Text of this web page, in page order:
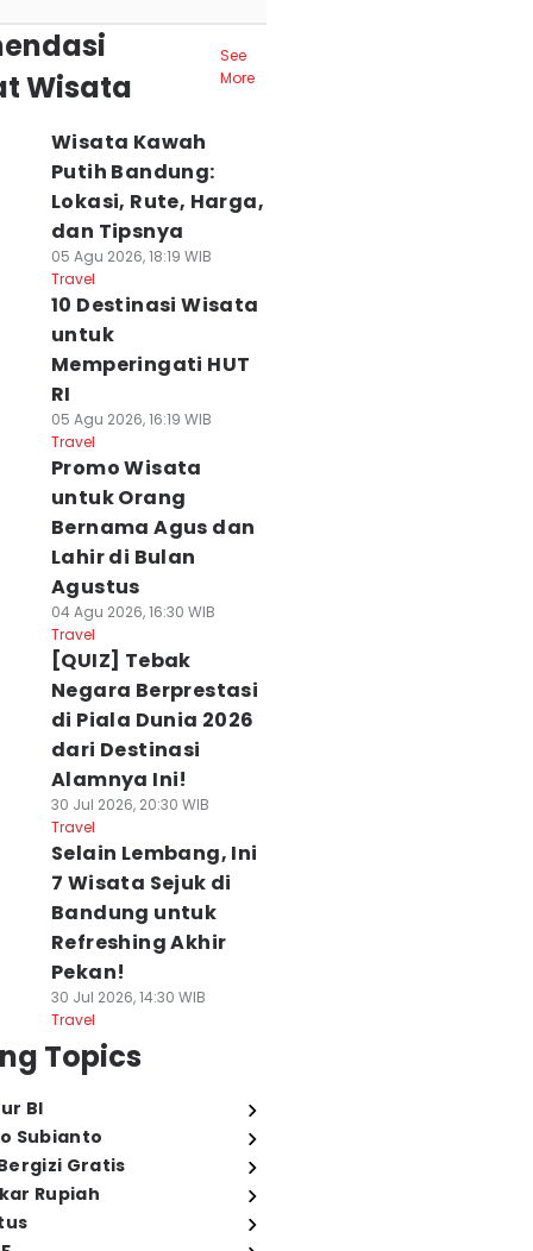
Wisata
See
More
Wisata Kawah
Putih Bandung:
Lokasi, Rute, Harga,
dan Tipsnya
05 Agu 2026, 18:19 WIB
Travel
10 Destinasi Wisata
untuk
Memperingati HUT
RI
05 Agu 2026, 16:19 WIB
Travel
Promo Wisata
untuk Orang
Bernama Agus dan
Lahir di Bulan
Agustus
04 Agu 2026, 16:30 WIB
Travel
[QUIZ] Tebak
Negara Berprestasi
di Piala Dunia 2026
dari Destinasi
Alamnya Ini!
30 Jul 2026, 20:30 WIB
Travel
Selain Lembang, Ini
7 Wisata Sejuk di
Bandung untuk
Refreshing Akhir
Pekan!
30 Jul 2026, 14:30 WIB
Travel
Topics
BI
Subianto
Gratis
Rupiah